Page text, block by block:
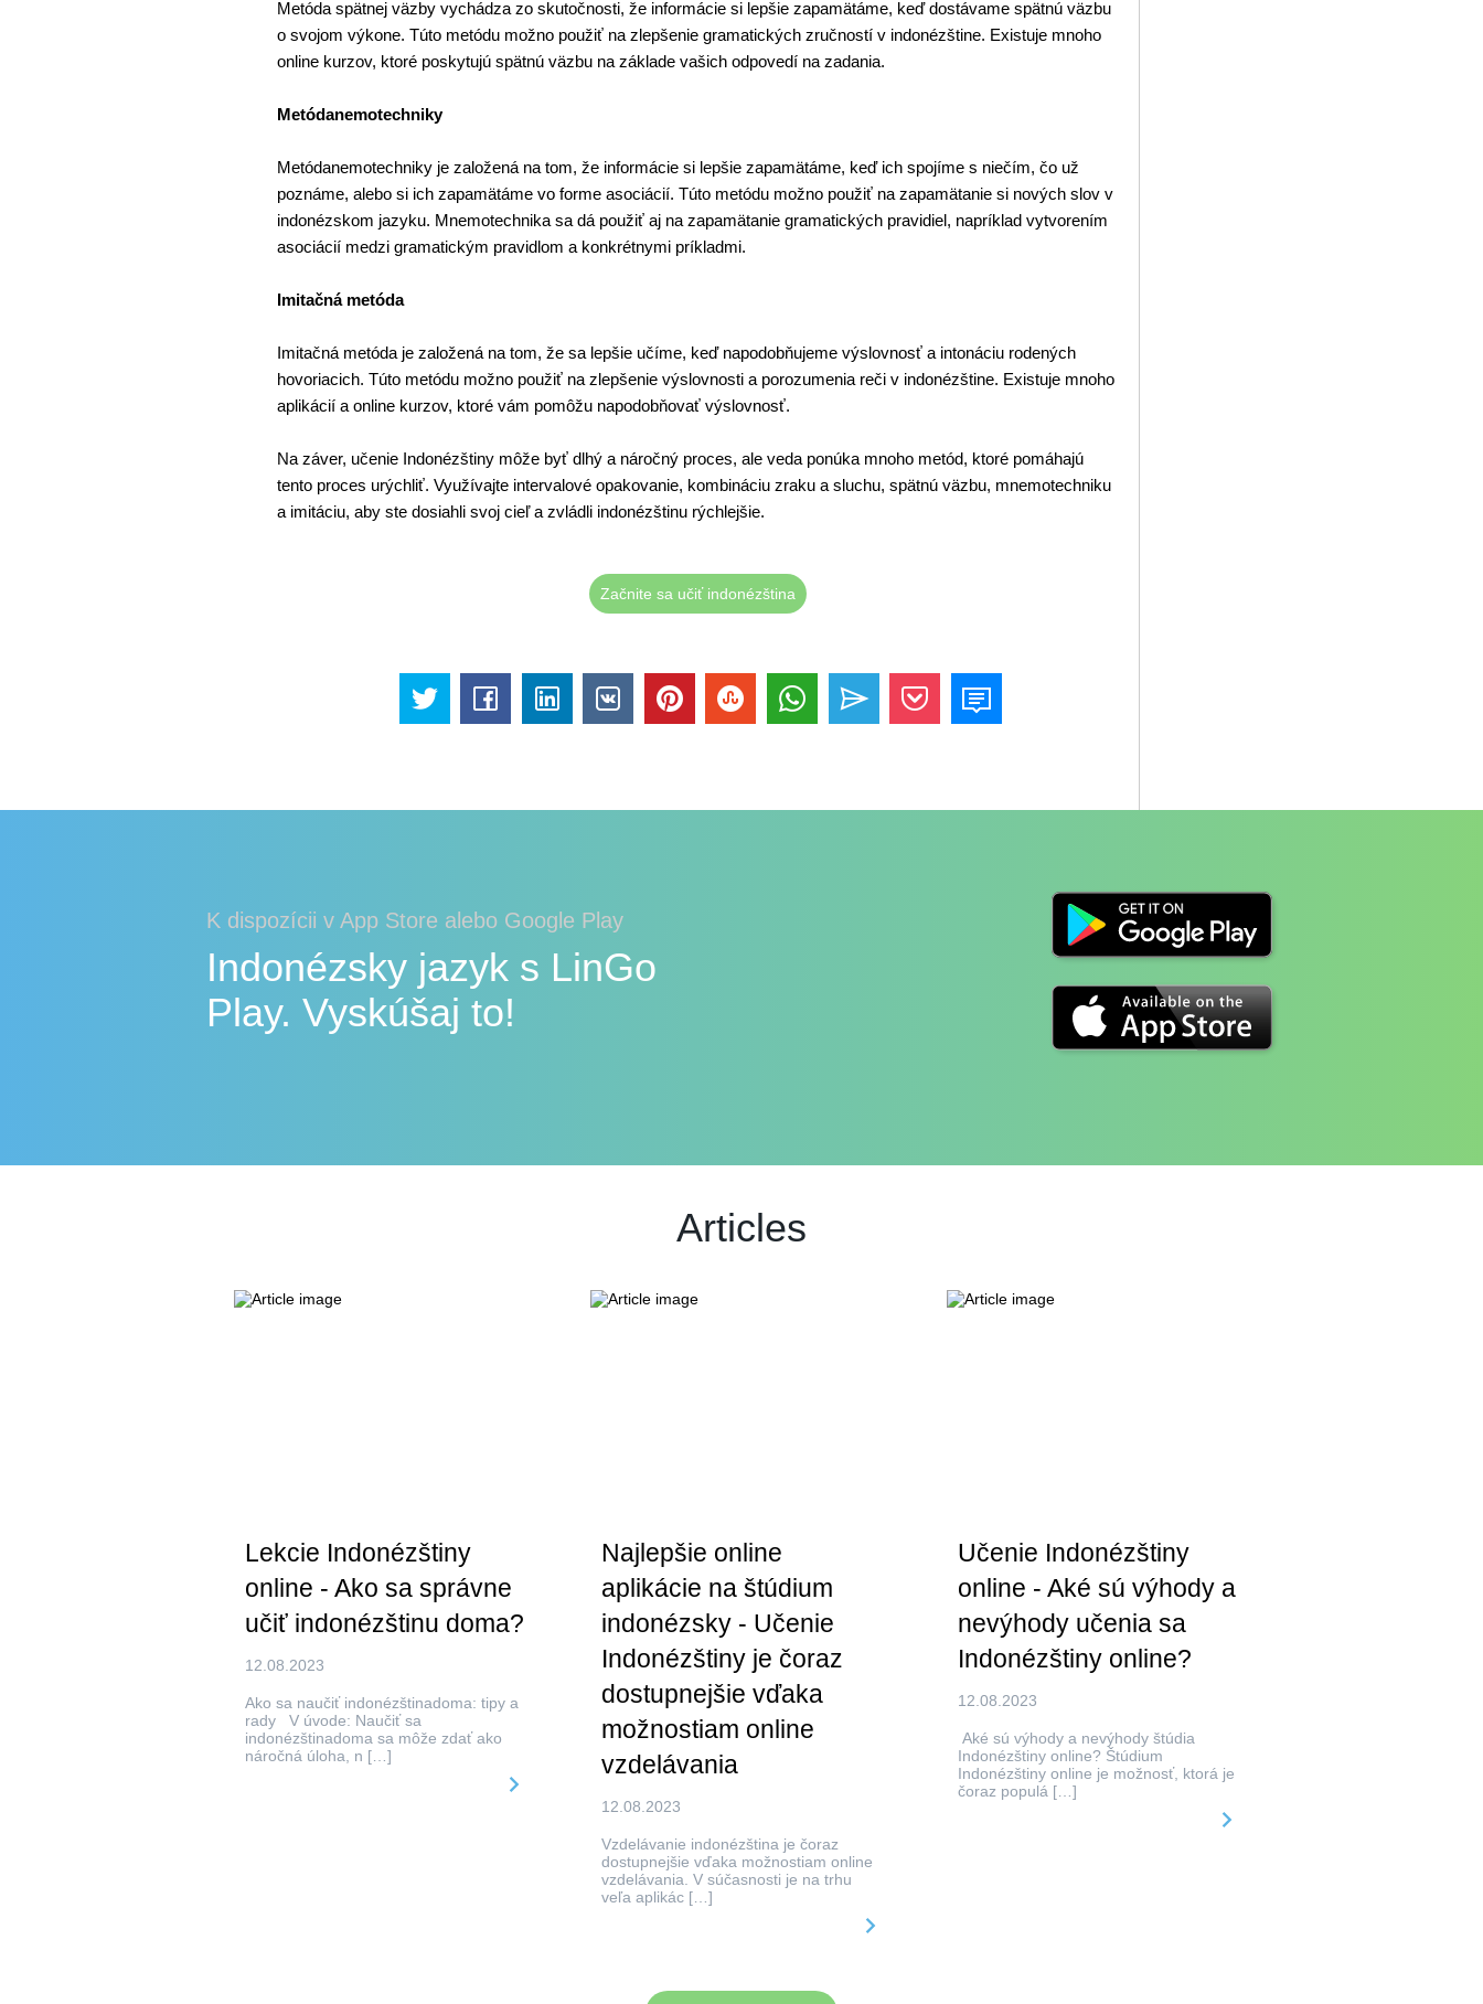
Metóda spätnej väzby vychádza zo skutočnosti, že informácie si lepšie zapamätáme, keď dostávame spätnú väzbu
o svojom výkone. Túto metódu možno použiť na zlepšenie gramatických zručností v indonézštine. Existuje mnoho
online kurzov, ktoré poskytujú spätnú väzbu na základe vašich odpovedí na zadania.
Metódanemotechniky
Metódanemotechniky je založená na tom, že informácie si lepšie zapamätáme, keď ich spojíme s niečím, čo už
poznáme, alebo si ich zapamätáme vo forme asociácií. Túto metódu možno použiť na zapamätanie si nových slov v
indonézskom jazyku. Mnemotechnika sa dá použiť aj na zapamätanie gramatických pravidiel, napríklad vytvorením
asociácií medzi gramatickým pravidlom a konkrétnymi príkladmi.
Imitačná metóda
Imitačná metóda je založená na tom, že sa lepšie učíme, keď napodobňujeme výslovnosť a intonáciu rodených
hovoriacich. Túto metódu možno použiť na zlepšenie výslovnosti a porozumenia reči v indonézštine. Existuje mnoho
aplikácií a online kurzov, ktoré vám pomôžu napodobňovať výslovnosť.
Na záver, učenie Indonézštiny môže byť dlhý a náročný proces, ale veda ponúka mnoho metód, ktoré pomáhajú
tento proces urýchliť. Využívajte intervalové opakovanie, kombináciu zraku a sluchu, spätnú väzbu, mnemotechniku
a imitáciu, aby ste dosiahli svoj cieľ a zvládli indonézštinu rýchlejšie.
Začnite sa učiť indonézština
K dispozícii v App Store alebo Google Play
Indonézsky jazyk s LinGo
Play. Vyskúšaj to!
Articles
Lekcie Indonézštiny
online - Ako sa správne
učiť indonézštinu doma?
12.08.2023
Ako sa naučiť indonézštinadoma: tipy a
rady V úvode: Naučiť sa
indonézštinadoma sa môže zdať ako
náročná úloha, n […]
Najlepšie online
aplikácie na štúdium
indonézsky - Učenie
Indonézštiny je čoraz
dostupnejšie vďaka
možnostiam online
vzdelávania
12.08.2023
Vzdelávanie indonézština je čoraz
dostupnejšie vďaka možnostiam online
vzdelávania. V súčasnosti je na trhu
veľa aplikác […]
Učenie Indonézštiny
online - Aké sú výhody a
nevýhody učenia sa
Indonézštiny online?
12.08.2023
Aké sú výhody a nevýhody štúdia
Indonézštiny online? Štúdium
Indonézštiny online je možnosť, ktorá je
čoraz populá […]